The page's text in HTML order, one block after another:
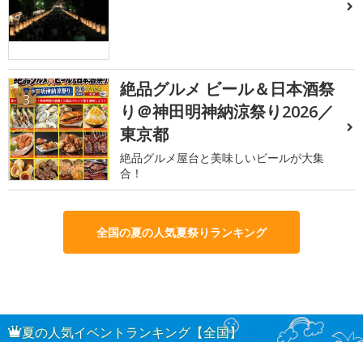
3
絶品グルメ ビール＆日本酒祭
り＠神田明神納涼祭り2026／
東京都
絶品グルメ屋台と美味しいビールが大集
合！
全国の夏の人気夏祭りランキング
夏の人気イベントランキング【全国】